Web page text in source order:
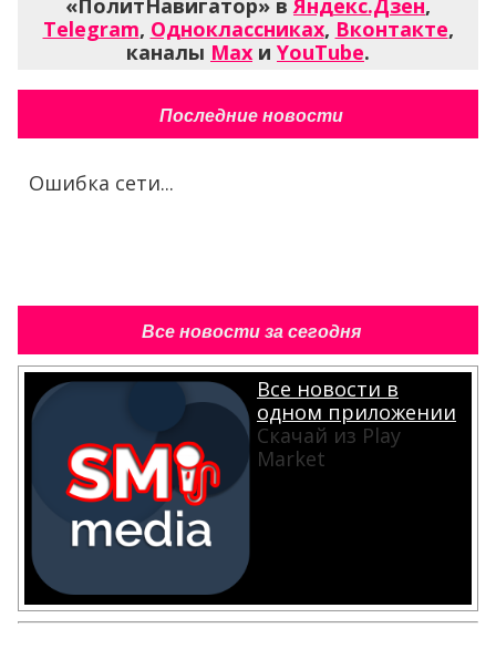
«ПолитНавигатор» вЯндекс.Дзен,
Telegram, Одноклассниках, Вконтакте,
каналы Max и YouTube.
Последние новости
Ошибка сети...
Все новости за сегодня
Все новости в
одном приложении
Скачай из Play
Market